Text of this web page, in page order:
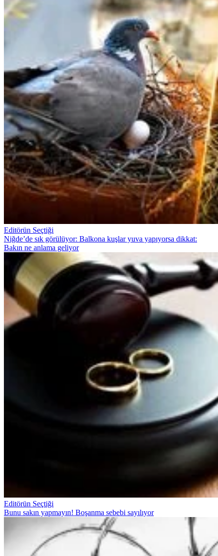
Editörün Seçtiği
Niğde’de sık görülüyor: Balkona kuşlar yuva yapıyorsa dikkat:
Bakın ne anlama geliyor
Editörün Seçtiği
Bunu sakın yapmayın! Boşanma sebebi sayılıyor